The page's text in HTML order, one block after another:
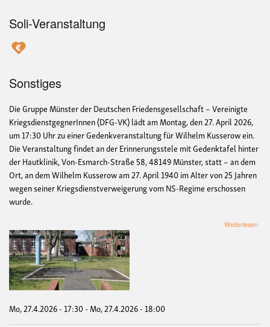
Soli-Veranstaltung
Sonstiges
Die Gruppe Münster der Deutschen Friedensgesellschaft – Vereinigte
KriegsdienstgegnerInnen (DFG-VK) lädt am Montag, den 27. April 2026,
um 17:30 Uhr zu einer Gedenkveranstaltung für Wilhelm Kusserow ein.
Die Veranstaltung findet an der Erinnerungsstele mit Gedenktafel hinter
der Hautklinik, Von-Esmarch-Straße 58, 48149 Münster, statt – an dem
Ort, an dem Wilhelm Kusserow am 27. April 1940 im Alter von 25 Jahren
wegen seiner Kriegsdienstverweigerung vom NS-Regime erschossen
wurde.
Weiterlesen
Mo, 27.4.2026 - 17:30-Mo, 27.4.2026 - 18:00